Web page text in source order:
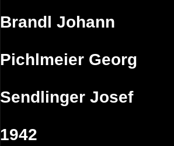
Brandl Johann
Pichlmeier Georg
Sendlinger Josef
1942